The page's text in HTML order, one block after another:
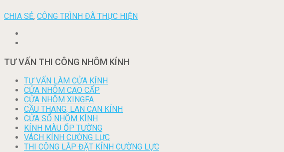
CHIA SẺ, CÔNG TRÌNH ĐÃ THỰC HIỆN
TƯ VẤN THI CÔNG NHÔM KÍNH
TƯ VẤN LÀM CỬA KÍNH
CỬA NHÔM CAO CẤP
CỬA NHÔM XINGFA
CẦU THANG, LAN CAN KÍNH
CỬA SỔ NHÔM KÍNH
KÍNH MÀU ỐP TƯỜNG
VÁCH KÍNH CƯỜNG LỰC
THI CÔNG LẮP ĐẶT KÍNH CƯỜNG LỰC